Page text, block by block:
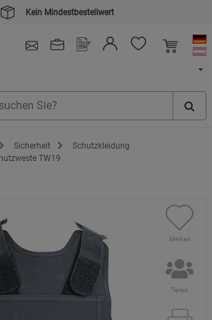
Kein Mindestbestellwert
Online-Shop
Sicherheit
Schutzkleidung
TW19
Merken
Teilen